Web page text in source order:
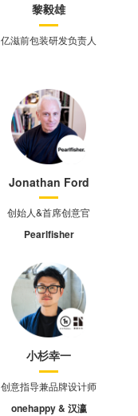
黎毅雄
亿滋前包装研发负责人
Jonathan Ford
创始人&首席创意官
Pearlfisher
小杉幸一
创意指导兼品牌设计师
onehappy & 汉瀛